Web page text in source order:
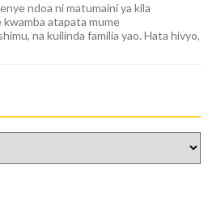
ndoa ni matumaini ya kila
kwamba atapata mume
na kuilinda familia yao. Hata hivyo,